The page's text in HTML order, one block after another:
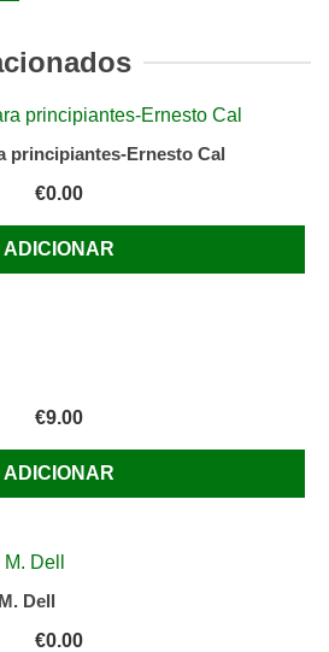
principiantes-Ernesto Cal
€0.00
ADICIONAR
€9.00
ADICIONAR
Dell
€0.00